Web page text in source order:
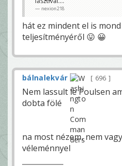
nexion218
hát ez mindent el is
teljesítményéről 😛 😀
bálnalekvár 696
Nem lassult le Poulsen
dobta fölé
na most nézem, nem
véleménnyel